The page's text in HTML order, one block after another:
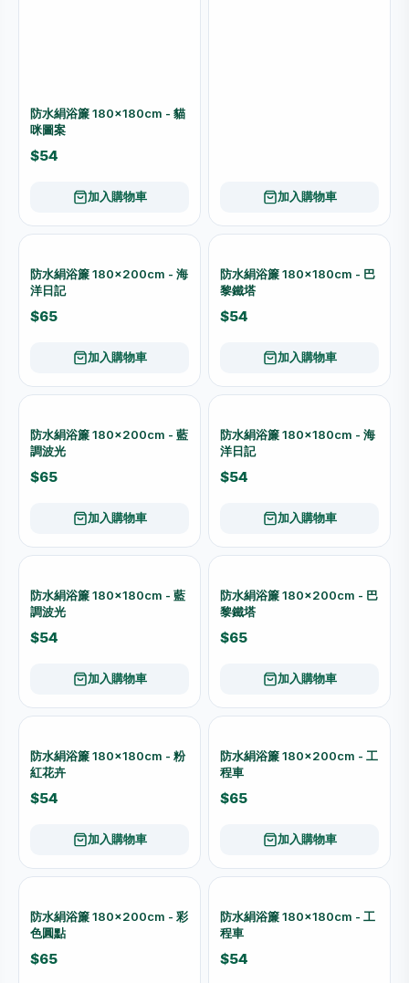
防水絹浴簾 180×180cm - 貓
咪圖案
$54
加入購物車 加入購物車
防水絹浴簾 180×200cm - 海
洋日記
$65
加入購物車
防水絹浴簾 180×180cm - 巴
黎鐵塔
$54
加入購物車
防水絹浴簾 180×200cm - 藍
調波光
$65
加入購物車
防水絹浴簾 180×180cm - 海
洋日記
$54
加入購物車
防水絹浴簾 180×180cm - 藍
調波光
$54
加入購物車
防水絹浴簾 180×200cm - 巴
黎鐵塔
$65
加入購物車
防水絹浴簾 180×180cm - 粉
紅花卉
$54
加入購物車
防水絹浴簾 180×200cm - 工
程車
$65
加入購物車
防水絹浴簾 180×200cm - 彩
色圓點
$65
防水絹浴簾 180×180cm - 工
程車
$54